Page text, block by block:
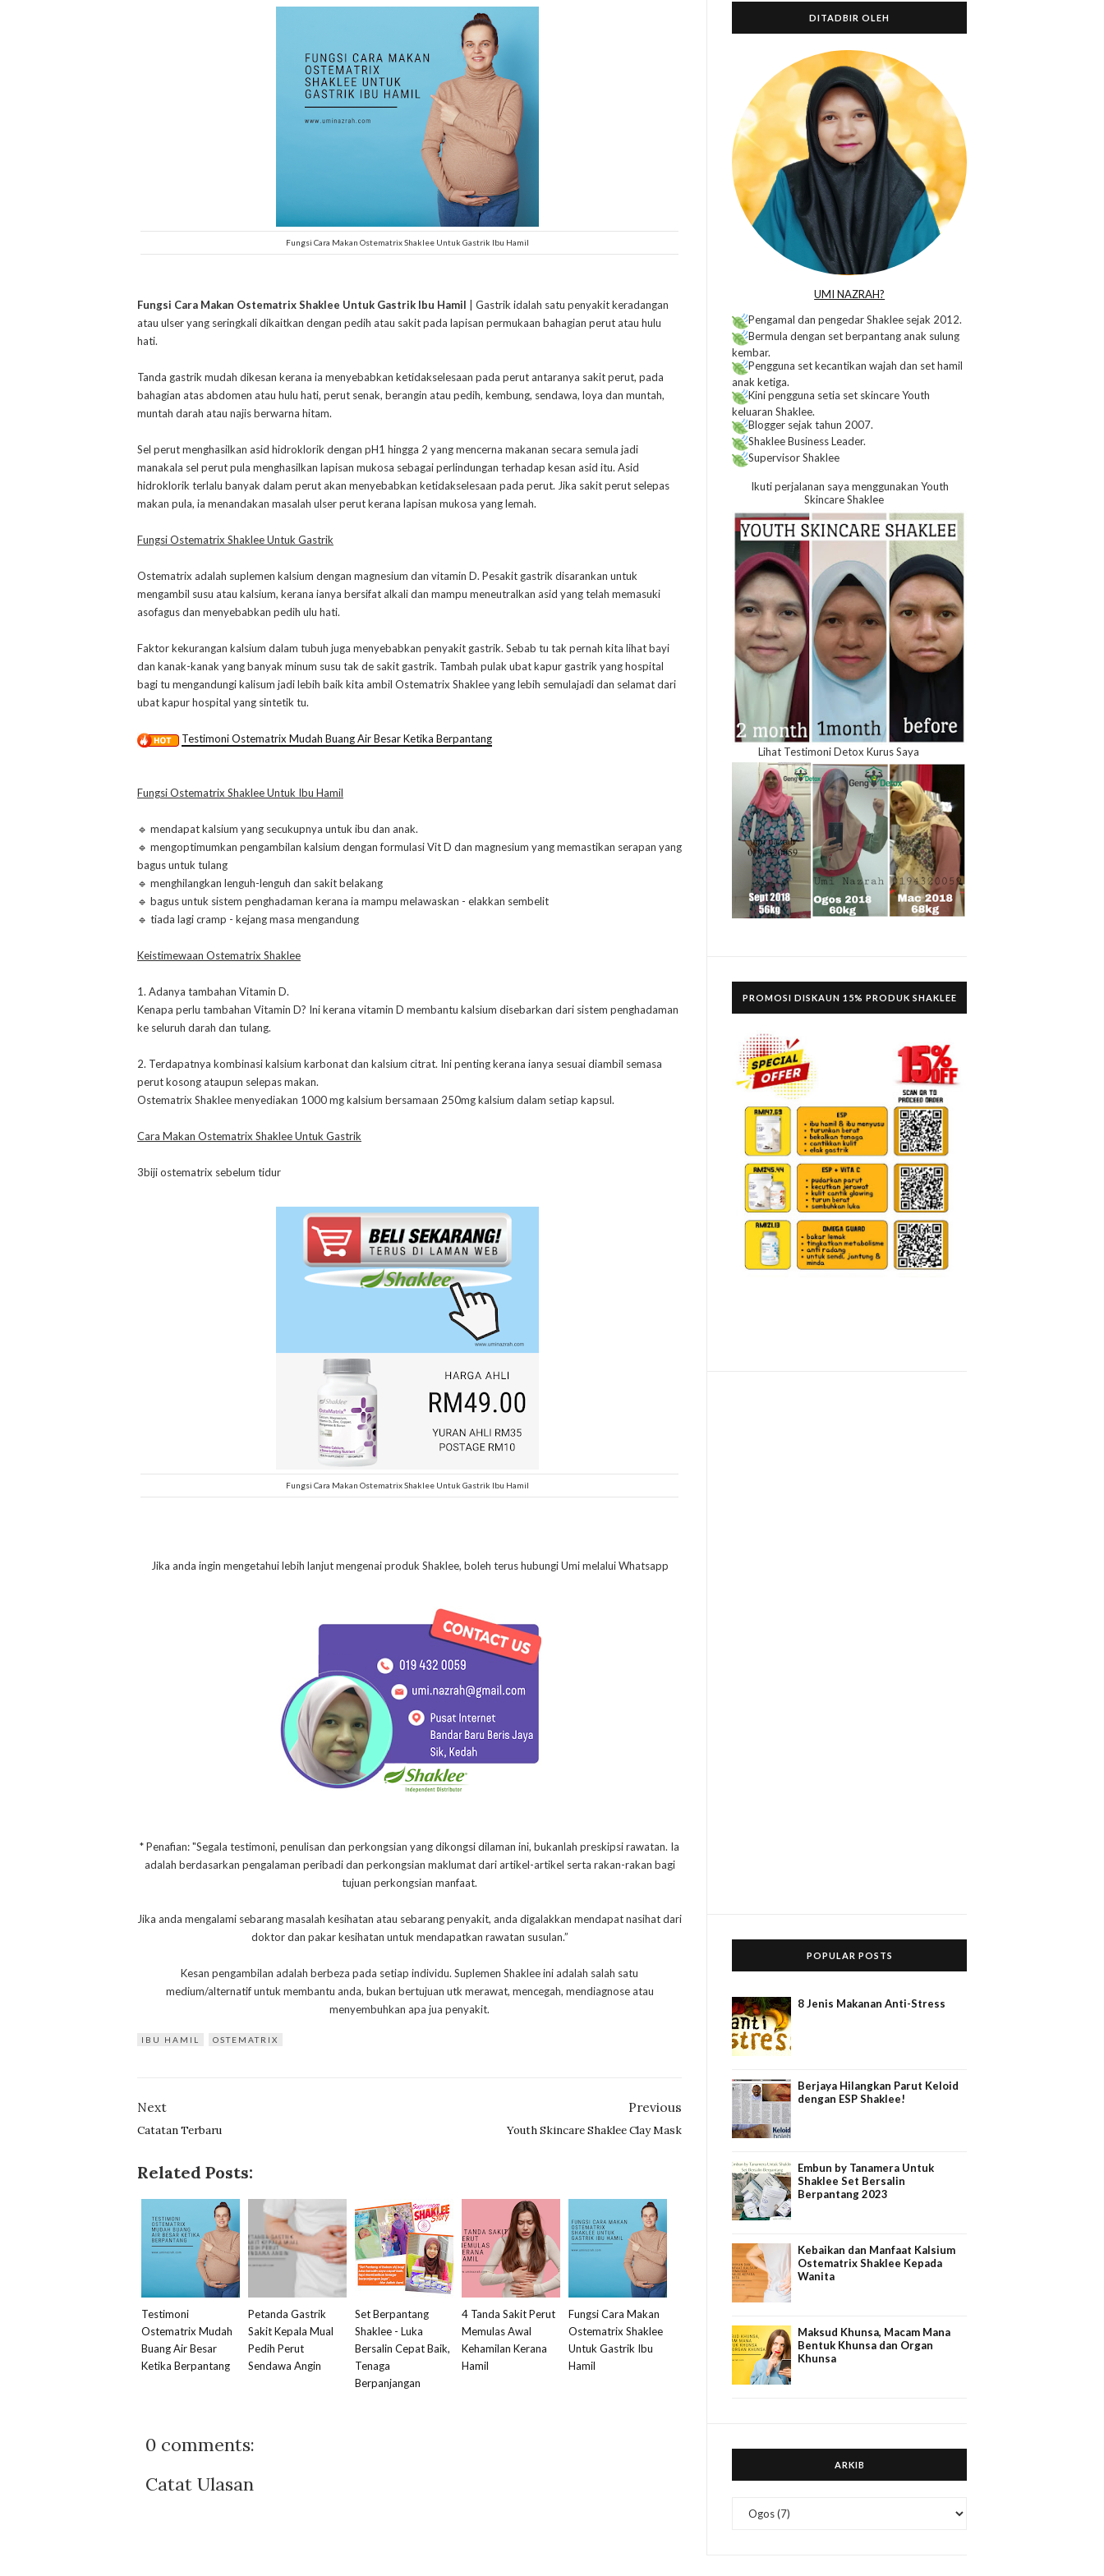
Fungsi Cara Makan Ostematrix Shaklee Untuk Gastrik Ibu Hamil
Fungsi Cara Makan Ostematrix Shaklee Untuk Gastrik Ibu Hamil | Gastrik idalah satu penyakit keradangan
atau ulser yang seringkali dikaitkan dengan pedih atau sakit pada lapisan permukaan bahagian perut atau hulu
hati.
Tanda gastrik mudah dikesan kerana ia menyebabkan ketidakselesaan pada perut antaranya sakit perut, pada
bahagian atas abdomen atau hulu hati, perut senak, berangin atau pedih, kembung, sendawa, loya dan muntah,
muntah darah atau najis berwarna hitam.
Sel perut menghasilkan asid hidroklorik dengan pH1 hingga 2 yang mencerna makanan secara semula jadi
manakala sel perut pula menghasilkan lapisan mukosa sebagai perlindungan terhadap kesan asid itu. Asid
hidroklorik terlalu banyak dalam perut akan menyebabkan ketidakselesaan pada perut. Jika sakit perut selepas
makan pula, ia menandakan masalah ulser perut kerana lapisan mukosa yang lemah.
Fungsi Ostematrix Shaklee Untuk Gastrik
Ostematrix adalah suplemen kalsium dengan magnesium dan vitamin D. Pesakit gastrik disarankan untuk
mengambil susu atau kalsium, kerana ianya bersifat alkali dan mampu meneutralkan asid yang telah memasuki
asofagus dan menyebabkan pedih ulu hati.
Faktor kekurangan kalsium dalam tubuh juga menyebabkan penyakit gastrik. Sebab tu tak pernah kita lihat bayi
dan kanak-kanak yang banyak minum susu tak de sakit gastrik. Tambah pulak ubat kapur gastrik yang hospital
bagi tu mengandungi kalisum jadi lebih baik kita ambil Ostematrix Shaklee yang lebih semulajadi dan selamat dari
ubat kapur hospital yang sintetik tu.
Testimoni Ostematrix Mudah Buang Air Besar Ketika Berpantang
Fungsi Ostematrix Shaklee Untuk Ibu Hamil
🔹 mendapat kalsium yang secukupnya untuk ibu dan anak.
🔹 mengoptimumkan pengambilan kalsium dengan formulasi Vit D dan magnesium yang memastikan serapan yang
bagus untuk tulang
🔹 menghilangkan lenguh-lenguh dan sakit belakang
🔹 bagus untuk sistem penghadaman kerana ia mampu melawaskan - elakkan sembelit
🔹 tiada lagi cramp - kejang masa mengandung
Keistimewaan Ostematrix Shaklee
1. Adanya tambahan Vitamin D.
Kenapa perlu tambahan Vitamin D? Ini kerana vitamin D membantu kalsium disebarkan dari sistem penghadaman
ke seluruh darah dan tulang.
2. Terdapatnya kombinasi kalsium karbonat dan kalsium citrat. Ini penting kerana ianya sesuai diambil semasa
perut kosong ataupun selepas makan.
Ostematrix Shaklee menyediakan 1000 mg kalsium bersamaan 250mg kalsium dalam setiap kapsul.
Cara Makan Ostematrix Shaklee Untuk Gastrik
3biji ostematrix sebelum tidur
Fungsi Cara Makan Ostematrix Shaklee Untuk Gastrik Ibu Hamil
Jika anda ingin mengetahui lebih lanjut mengenai produk Shaklee, boleh terus hubungi Umi melalui Whatsapp
* Penafian: "Segala testimoni, penulisan dan perkongsian yang dikongsi dilaman ini, bukanlah preskipsi rawatan. Ia
adalah berdasarkan pengalaman peribadi dan perkongsian maklumat dari artikel-artikel serta rakan-rakan bagi
tujuan perkongsian manfaat.
Jika anda mengalami sebarang masalah kesihatan atau sebarang penyakit, anda digalakkan mendapat nasihat dari
doktor dan pakar kesihatan untuk mendapatkan rawatan susulan.”
Kesan pengambilan adalah berbeza pada setiap individu. Suplemen Shaklee ini adalah salah satu
medium/alternatif untuk membantu anda, bukan bertujuan utk merawat, mencegah, mendiagnose atau
menyembuhkan apa jua penyakit.
IBU HAMIL OSTEMATRIX
Next
Catatan Terbaru
Previous
Youth Skincare Shaklee Clay Mask
Related Posts:
Testimoni
Ostematrix Mudah
Buang Air Besar
Ketika Berpantang
Petanda Gastrik
Sakit Kepala Mual
Pedih Perut
Sendawa Angin
Set Berpantang
Shaklee - Luka
Bersalin Cepat Baik,
Tenaga
Berpanjangan
4 Tanda Sakit Perut
Memulas Awal
Kehamilan Kerana
Hamil
Fungsi Cara Makan
Ostematrix Shaklee
Untuk Gastrik Ibu
Hamil
0 comments:
Catat Ulasan
r
DITADBIR OLEH
UMI NAZRAH?
Pengamal dan pengedar Shaklee sejak 2012.
Bermula dengan set berpantang anak sulung
kembar.
Pengguna set kecantikan wajah dan set hamil
anak ketiga.
Kini pengguna setia set skincare Youth
keluaran Shaklee.
Blogger sejak tahun 2007.
Shaklee Business Leader.
Supervisor Shaklee
Ikuti perjalanan saya menggunakan Youth
Skincare Shaklee
Lihat Testimoni Detox Kurus Saya
PROMOSI DISKAUN 15% PRODUK SHAKLEE
POPULAR POSTS
8 Jenis Makanan Anti-Stress
Berjaya Hilangkan Parut Keloid
dengan ESP Shaklee!
Embun by Tanamera Untuk
Shaklee Set Bersalin
Berpantang 2023
Kebaikan dan Manfaat Kalsium
Ostematrix Shaklee Kepada
Wanita
Maksud Khunsa, Macam Mana
Bentuk Khunsa dan Organ
Khunsa
ARKIB